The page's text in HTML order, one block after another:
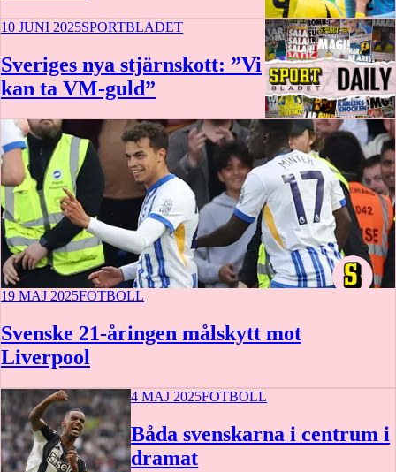
10 JUNI 2025SPORTBLADET
Sveriges nya stjärnskott: ”Vi
kan ta VM-guld”
24 min
19 MAJ 2025FOTBOLL
Svenske 21-åringen målskytt mot
Liverpool
4 MAJ 2025FOTBOLL
Båda svenskarna i centrum i
dramat